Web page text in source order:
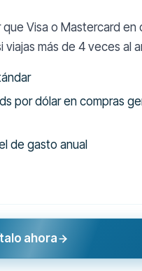
Visa o Mastercard
viajas más de 4 veces al
por dólar en compras
de gasto anual
ahora